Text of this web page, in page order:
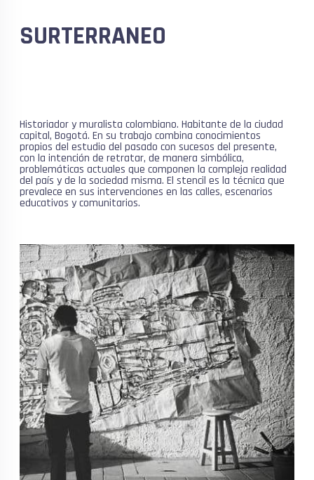
SURTERRANEO
Historiador y muralista colombiano. Habitante de la ciudad
capital, Bogotá. En su trabajo combina conocimientos
propios del estudio del pasado con sucesos del presente,
con la intención de retratar, de manera simbólica,
problemáticas actuales que componen la compleja realidad
del país y de la sociedad misma. El stencil es la técnica que
prevalece en sus intervenciones en las calles, escenarios
educativos y comunitarios.